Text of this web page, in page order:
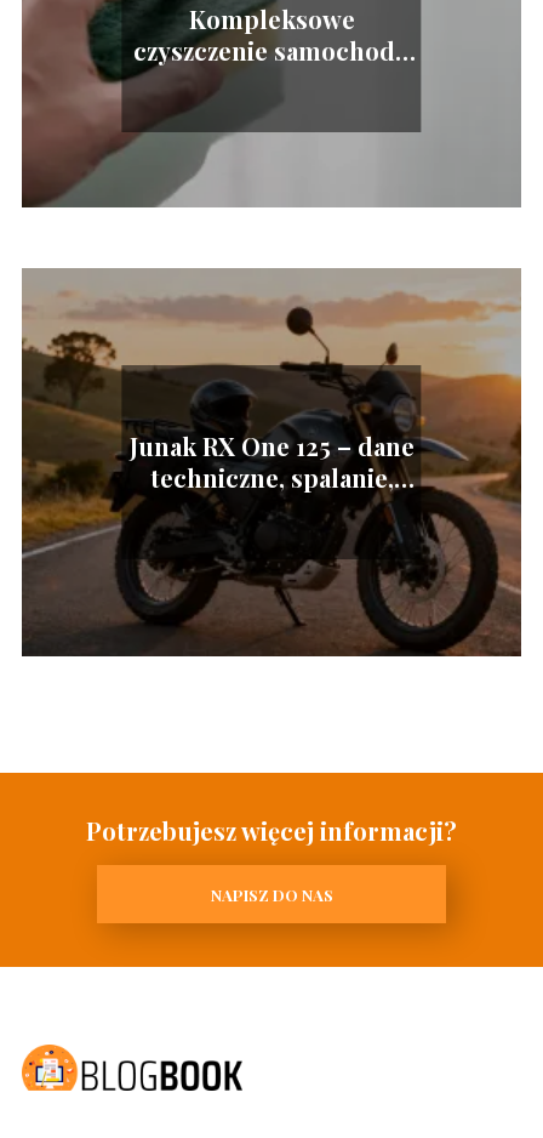
Kompleksowe
czyszczenie samochodu
we własnym zakresie
Junak RX One 125 – dane
techniczne, spalanie,
opinie
Potrzebujesz więcej informacji?
NAPISZ DO NAS